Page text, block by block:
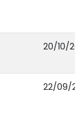
20/10/
22/09/